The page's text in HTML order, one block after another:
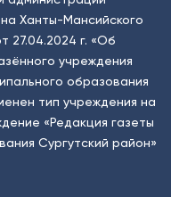
Ханты-Мансийского
27.04.2024 г. «Об
учреждения
образования
тип учреждения на
«Редакция газеты
Сургутский район»